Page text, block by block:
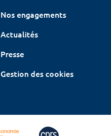
Nos engagements
Actualités
Presse
Gestion des cookies